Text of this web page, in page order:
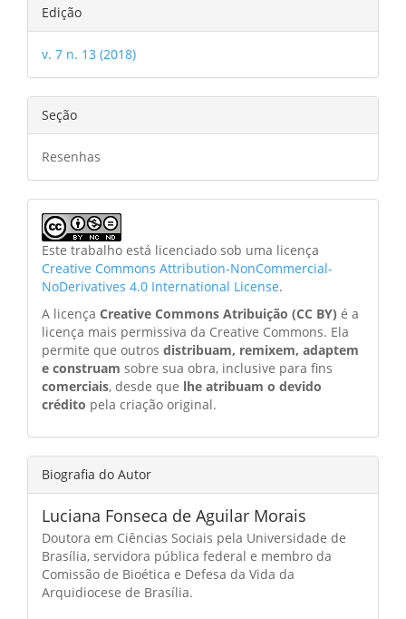
Edição
v. 7 n. 13 (2018)
Seção
Resenhas
Este trabalho está licenciado sob uma licença
Creative Commons Attribution-NonCommercial-
NoDerivatives 4.0 International License.
A licença Creative Commons Atribuição (CC BY) é a
licença mais permissiva da Creative Commons. Ela
permite que outros distribuam, remixem, adaptem
e construam sobre sua obra, inclusive para fins
comerciais, desde que lhe atribuam o devido
crédito pela criação original.
Biografia do Autor
Luciana Fonseca de Aguilar Morais
Doutora em Ciências Sociais pela Universidade de
Brasília, servidora pública federal e membro da
Comissão de Bioética e Defesa da Vida da
Arquidiocese de Brasília.